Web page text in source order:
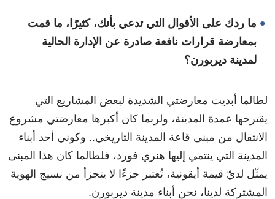
ما ردك على الأقوال التي تدعي بأنك، كثيرًا، ما قمت
بمعارضة قرارات نافعة صادرة عن الإدارة الحالية
لمدينة ديربورن؟
لطالما أبديت معارضتي الشديدة لبعض المشاريع التي
يقترحها عمدة المدينة، ولربما كان أكبرها معارضتي مشروع
الانتقال من مبنى قاعة المدينة التاريخي.. وكوني أحد أبناء
المدينة التي ينتمي إليها هنري فورد، فلطالما كان هذا المبنى
يمثّل لديّ قيمة أيقونية، تُعتبر جزءًا لا يتجزأ من نسيج الهوية
المشتركة لدينا، نحن أبناء مدينة ديربورن.